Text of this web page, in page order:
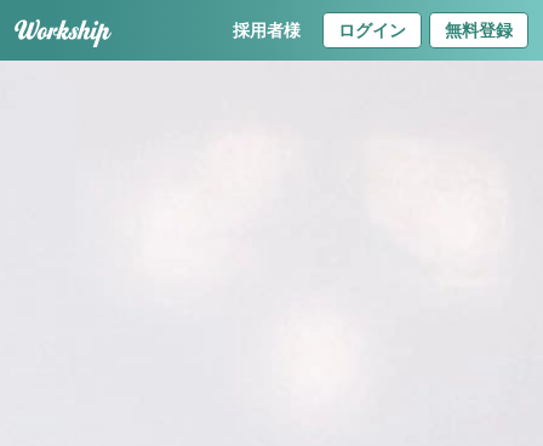
採用者様 ログイン 無料登録